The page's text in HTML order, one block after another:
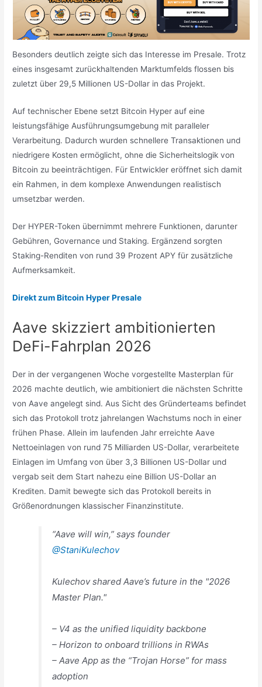
Besonders deutlich zeigte sich das Interesse im Presale. Trotz
eines insgesamt zurückhaltenden Marktumfelds flossen bis
zuletzt über 29,5 Millionen US-Dollar in das Projekt.
Auf technischer Ebene setzt Bitcoin Hyper auf eine
leistungsfähige Ausführungsumgebung mit paralleler
Verarbeitung. Dadurch wurden schnellere Transaktionen und
niedrigere Kosten ermöglicht, ohne die Sicherheitslogik von
Bitcoin zu beeinträchtigen. Für Entwickler eröffnet sich damit
ein Rahmen, in dem komplexe Anwendungen realistisch
umsetzbar werden.
Der HYPER-Token übernimmt mehrere Funktionen, darunter
Gebühren, Governance und Staking. Ergänzend sorgten
Staking-Renditen von rund 39 Prozent APY für zusätzliche
Aufmerksamkeit.
Direkt zum Bitcoin Hyper Presale
Aave skizziert ambitionierten
DeFi-Fahrplan 2026
Der in der vergangenen Woche vorgestellte Masterplan für
2026 machte deutlich, wie ambitioniert die nächsten Schritte
von Aave angelegt sind. Aus Sicht des Gründerteams befindet
sich das Protokoll trotz jahrelangen Wachstums noch in einer
frühen Phase. Allein im laufenden Jahr erreichte Aave
Nettoeinlagen von rund 75 Milliarden US-Dollar, verarbeitete
Einlagen im Umfang von über 3,3 Billionen US-Dollar und
vergab seit dem Start nahezu eine Billion US-Dollar an
Krediten. Damit bewegte sich das Protokoll bereits in
Größenordnungen klassischer Finanzinstitute.
“Aave will win,” says founder
@StaniKulechov
Kulechov shared Aave’s future in the "2026
Master Plan."
– V4 as the unified liquidity backbone
– Horizon to onboard trillions in RWAs
– Aave App as the “Trojan Horse” for mass
adoption